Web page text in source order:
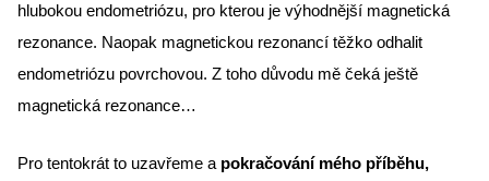
hlubokou endometriózu, pro kterou je výhodnější magnetická
rezonance. Naopak magnetickou rezonancí těžko odhalit
endometriózu povrchovou. Z toho důvodu mě čeká ještě
magnetická rezonance…
Pro tentokrát to uzavřeme a pokračování mého příběhu,